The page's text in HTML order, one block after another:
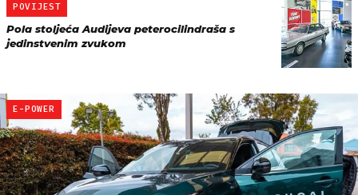
POVIJEST
Pola stoljeća Audijeva peterocilindraša s
jedinstvenim zvukom
E-POWER